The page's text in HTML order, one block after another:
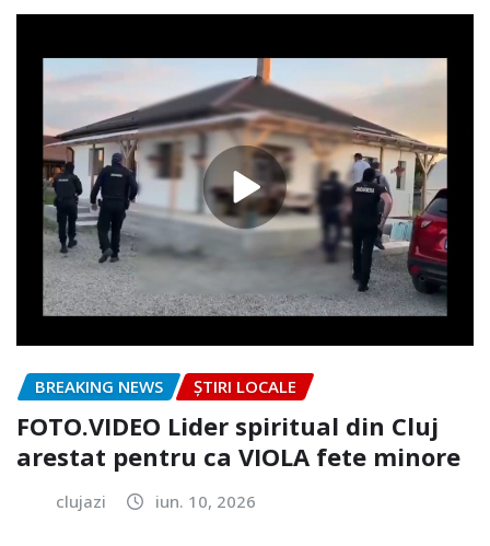
BREAKING NEWS ȘTIRI LOCALE
FOTO.VIDEO Lider spiritual din Cluj
arestat pentru ca VIOLA fete minore
clujazi iun. 10, 2026